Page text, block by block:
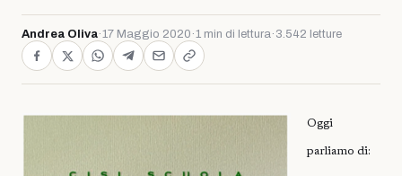
Andrea Oliva·17 Maggio 2020 ·1 min di lettura· 3.542 letture
Oggi
parliamo di: